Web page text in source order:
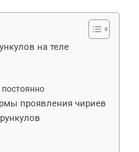
на теле
проявления чириев